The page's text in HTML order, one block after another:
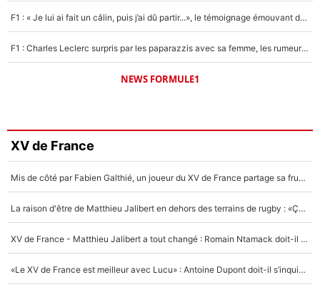
F1 : « Je lui ai fait un câlin, puis j’ai dû partir...», le témoignage émouvant de Max Verstappen sur sa fille
F1 : Charles Leclerc surpris par les paparazzis avec sa femme, les rumeurs étaient vraies !
NEWS FORMULE1
XV de France
Mis de côté par Fabien Galthié, un joueur du XV de France partage sa frustration : «ils ne me l’ont pas dit tout de suite»
La raison d'être de Matthieu Jalibert en dehors des terrains de rugby : «Ça m'atteint autant que si tu touches à un membre de ma famille»
XV de France - Matthieu Jalibert a tout changé : Romain Ntamack doit-il s’inquiéter pour sa place à un an de la Coupe du monde ?
«Le XV de France est meilleur avec Lucu» : Antoine Dupont doit-il s’inquiéter pour sa place ?